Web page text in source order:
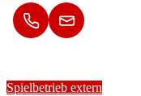
Spielbetrieb extern